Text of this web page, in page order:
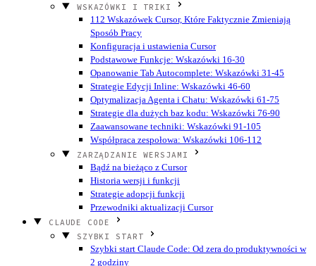
WSKAZÓWKI I TRIKI
112 Wskazówek Cursor, Które Faktycznie Zmieniają
Sposób Pracy
Konfiguracja i ustawienia Cursor
Podstawowe Funkcje: Wskazówki 16-30
Opanowanie Tab Autocomplete: Wskazówki 31-45
Strategie Edycji Inline: Wskazówki 46-60
Optymalizacja Agenta i Chatu: Wskazówki 61-75
Strategie dla dużych baz kodu: Wskazówki 76-90
Zaawansowane techniki: Wskazówki 91-105
Współpraca zespołowa: Wskazówki 106-112
ZARZĄDZANIE WERSJAMI
Bądź na bieżąco z Cursor
Historia wersji i funkcji
Strategie adopcji funkcji
Przewodniki aktualizacji Cursor
CLAUDE CODE
SZYBKI START
Szybki start Claude Code: Od zera do produktywności w
2 godziny